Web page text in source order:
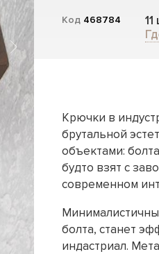
Код 468784
Крючки в
брутальной
объектами:
будто взят с
современном
болта, станет
индастриал.